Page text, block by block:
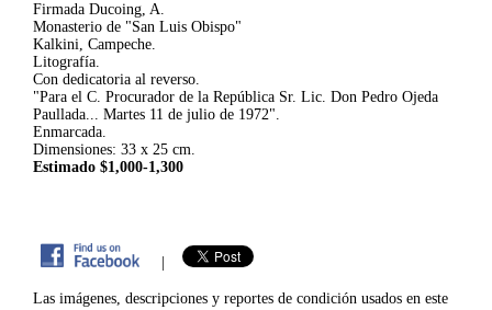
Firmada Ducoing, A.
Monasterio de "San Luis Obispo"
Kalkini, Campeche.
Litografía.
Con dedicatoria al reverso.
"Para el C. Procurador de la República Sr. Lic. Don Pedro Ojeda
Paullada... Martes 11 de julio de 1972".
Enmarcada.
Dimensiones: 33 x 25 cm.
Estimado $1,000-1,300
|
Las imágenes, descripciones y reportes de condición usados en este